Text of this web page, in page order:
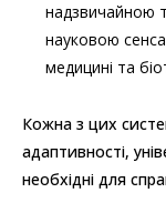
надзвичайною
науковою
медицині та
Кожна з цих
адаптивності,
необхідні для